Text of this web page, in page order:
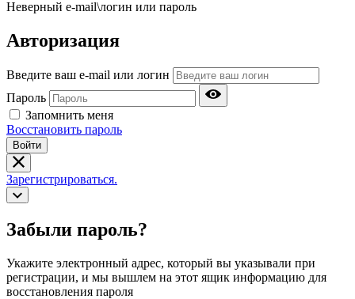
Неверный e-mail\логин или пароль
Авторизация
Введите ваш e-mail или логин
Пароль
Запомнить меня
Восстановить пароль
Войти
Зарегистрироваться.
Забыли пароль?
Укажите электронный адрес, который вы указывали при
регистрации, и мы вышлем на этот ящик информацию для
восстановления пароля